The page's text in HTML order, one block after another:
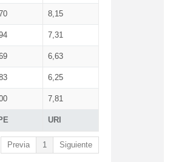
URI
8,15
7,31
6,63
6,25
7,81
Previa 1 Siguiente